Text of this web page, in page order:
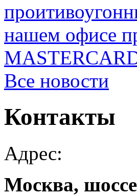
нашем офисе
Все новости
Контакты
Адрес:
Москва,